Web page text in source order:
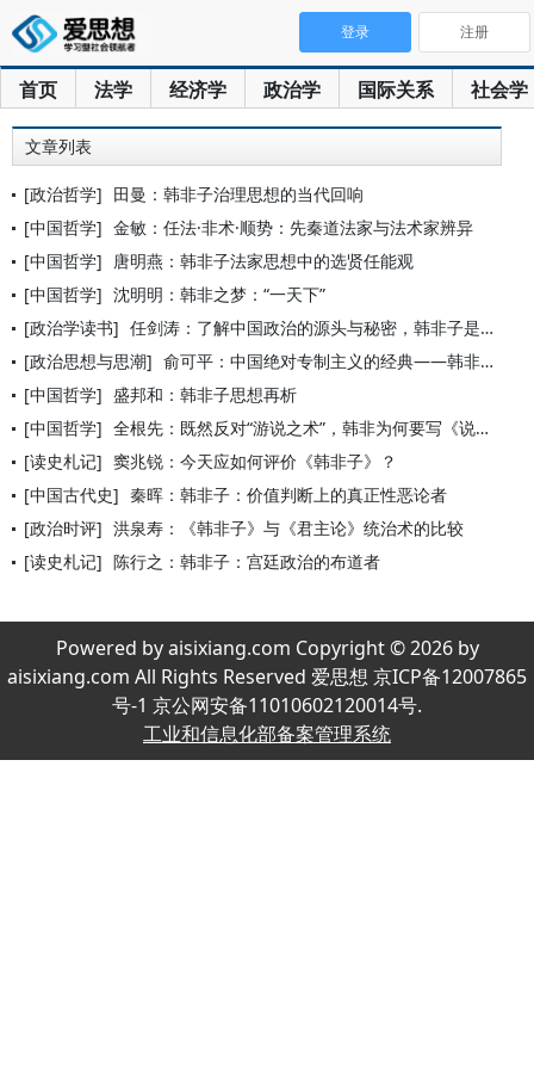
首页 法学 经济学 政治学 国际关系 社会学
登录 注册
文章列表
[政治哲学] 田曼：韩非子治理思想的当代回响
[中国哲学] 金敏：任法·非术·顺势：先秦道法家与法术家辨异
[中国哲学] 唐明燕：韩非子法家思想中的选贤任能观
[中国哲学] 沈明明：韩非之梦：“一天下”
[政治学读书] 任剑涛：了解中国政治的源头与秘密，韩非子是绕不开的人物
[政治思想与思潮] 俞可平：中国绝对专制主义的经典——韩非政治思想再释评
[中国哲学] 盛邦和：韩非子思想再析
[中国哲学] 全根先：既然反对“游说之术”，韩非为何要写《说难》
[读史札记] 窦兆锐：今天应如何评价《韩非子》？
[中国古代史] 秦晖：韩非子：价值判断上的真正性恶论者
[政治时评] 洪泉寿：《韩非子》与《君主论》统治术的比较
[读史札记] 陈行之：韩非子：宫廷政治的布道者
Powered by aisixiang.com Copyright © 2026 by
aisixiang.com All Rights Reserved 爱思想 京ICP备12007865
号-1 京公网安备11010602120014号.
工业和信息化部备案管理系统